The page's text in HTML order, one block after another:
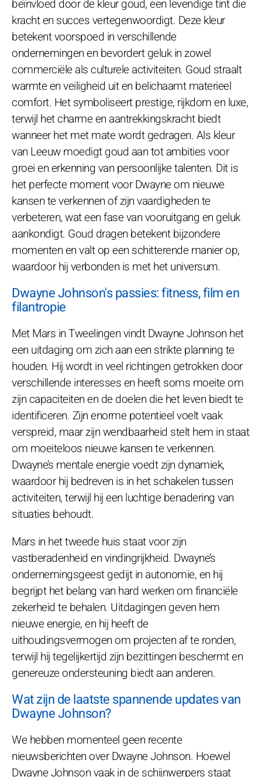
beïnvloed door de kleur goud, een levendige tint die
kracht en succes vertegenwoordigt. Deze kleur
betekent voorspoed in verschillende
ondernemingen en bevordert geluk in zowel
commerciële als culturele activiteiten. Goud straalt
warmte en veiligheid uit en belichaamt materieel
comfort. Het symboliseert prestige, rijkdom en luxe,
terwijl het charme en aantrekkingskracht biedt
wanneer het met mate wordt gedragen. Als kleur
van Leeuw moedigt goud aan tot ambities voor
groei en erkenning van persoonlijke talenten. Dit is
het perfecte moment voor Dwayne om nieuwe
kansen te verkennen of zijn vaardigheden te
verbeteren, wat een fase van vooruitgang en geluk
aankondigt. Goud dragen betekent bijzondere
momenten en valt op een schitterende manier op,
waardoor hij verbonden is met het universum.
Dwayne Johnson's passies: fitness, film en
filantropie
Met Mars in Tweelingen vindt Dwayne Johnson het
een uitdaging om zich aan een strikte planning te
houden. Hij wordt in veel richtingen getrokken door
verschillende interesses en heeft soms moeite om
zijn capaciteiten en de doelen die het leven biedt te
identificeren. Zijn enorme potentieel voelt vaak
verspreid, maar zijn wendbaarheid stelt hem in staat
om moeiteloos nieuwe kansen te verkennen.
Dwayne’s mentale energie voedt zijn dynamiek,
waardoor hij bedreven is in het schakelen tussen
activiteiten, terwijl hij een luchtige benadering van
situaties behoudt.
Mars in het tweede huis staat voor zijn
vastberadenheid en vindingrijkheid. Dwayne’s
ondernemingsgeest gedijt in autonomie, en hij
begrijpt het belang van hard werken om financiële
zekerheid te behalen. Uitdagingen geven hem
nieuwe energie, en hij heeft de
uithoudingsvermogen om projecten af te ronden,
terwijl hij tegelijkertijd zijn bezittingen beschermt en
genereuze ondersteuning biedt aan anderen.
Wat zijn de laatste spannende updates van
Dwayne Johnson?
We hebben momenteel geen recente
nieuwsberichten over Dwayne Johnson. Hoewel
Dwayne Johnson vaak in de schijnwerpers staat